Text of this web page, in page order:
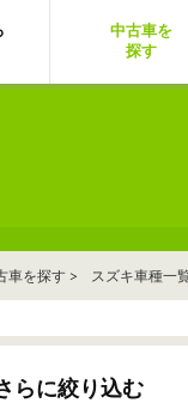
中古車を
探す
車を探す > スズキ車種一
らに絞り込む